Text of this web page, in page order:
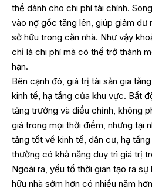
thể dành cho chi phí tài chính.
vào nợ gốc tăng lên, giúp giảm dư
sở hữu trong căn nhà. Như vậy
chỉ là chi phí mà có thể trở thành
hạn.
Bên cạnh đó, giá trị tài sản gia
kinh tế, hạ tầng của khu vực. Bất
tăng trưởng và điều chỉnh, không
giá trong mọi thời điểm, nhưng tại
tảng tốt về kinh tế, dân cư, hạ
thường có khả năng duy trì giá trị
Ngoài ra, yếu tố thời gian tạo ra
hữu nhà sớm hơn có nhiều năm